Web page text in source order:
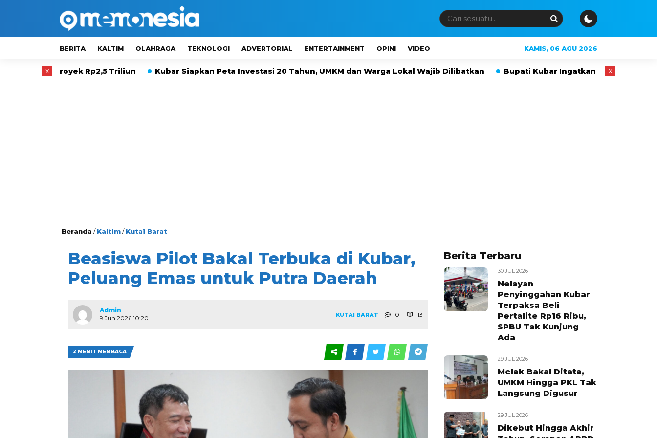
BERITA KALTIM OLAHRAGA TEKNOLOGI ADVERTORIAL ENTERTAINMENT OPINI VIDEO KAMIS, 06 AGU 2026
Rp2,5 Triliun Kubar Siapkan Peta Investasi 20 Tahun, UMKM dan Warga Lokal Wajib Dilibatkan Bupati Kubar Ingatkan Orang Tua Waspadai Bullying
Beranda /Kaltim/Kutai Barat
Beasiswa Pilot Bakal Terbuka di Kubar,
Peluang Emas untuk Putra Daerah
Admin
9 Jun 2026 10:20
KUTAI BARAT 0 13
2 MENIT MEMBACA
Berita Terbaru
30 JUL 2026
Nelayan
Penyinggahan Kubar
Terpaksa Beli
Pertalite Rp16 Ribu,
SPBU Tak Kunjung
Ada
29 JUL 2026
Melak Bakal Ditata,
UMKM Hingga PKL Tak
Langsung Digusur
29 JUL 2026
Dikebut Hingga Akhir
x x